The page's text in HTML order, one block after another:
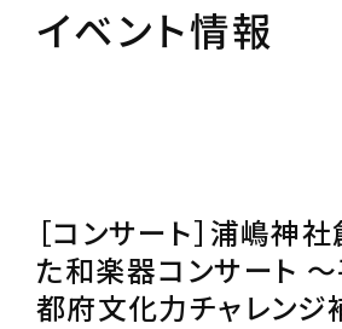
イベント情報
［コンサート］浦嶋神
た和楽器コンサート
都府文化力チャレンジ